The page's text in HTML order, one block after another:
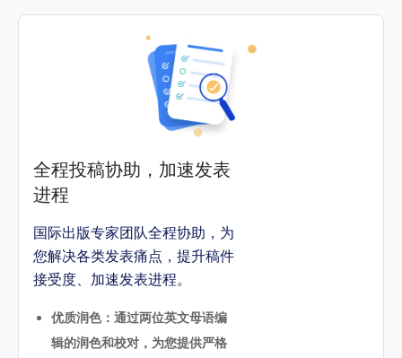
全程投稿协助，加速发表
进程
国际出版专家团队全程协助，为
您解决各类发表痛点，提升稿件
接受度、加速发表进程。
优质润色：通过两位英文母语编
辑的润色和校对，为您提供严格